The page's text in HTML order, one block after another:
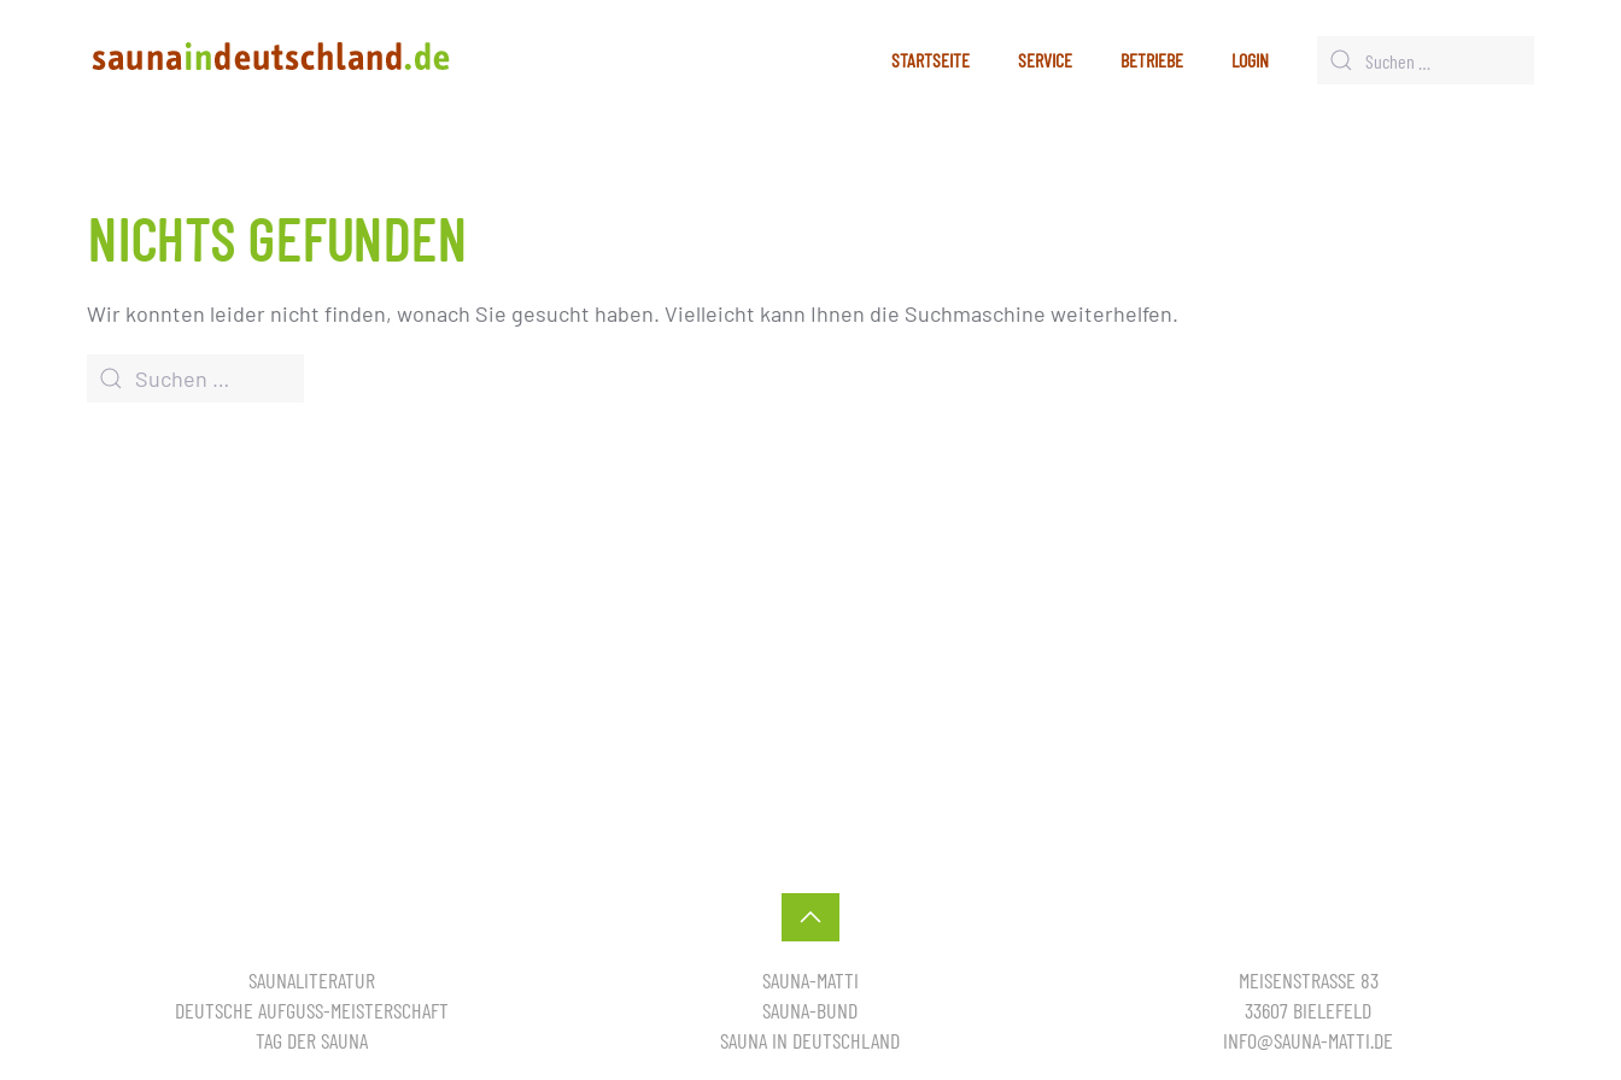
STARTSEITE SERVICE BETRIEBE LOGIN
NICHTS GEFUNDEN
Wir konnten leider nicht finden, wonach Sie gesucht haben. Vielleicht kann Ihnen die Suchmaschine weiterhelfen.
SAUNALITERATUR
DEUTSCHE AUFGUSS-MEISTERSCHAFT
TAG DER SAUNA
SAUNA-MATTI
SAUNA-BUND
SAUNA IN DEUTSCHLAND
MEISENSTRASSE 83
33607 BIELEFELD
INFO@SAUNA-MATTI.DE